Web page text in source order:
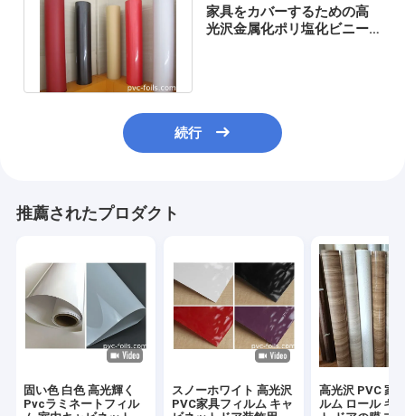
家具をカバーするための高
光沢金属化ポリ塩化ビニー
続行
推薦されたプロダクト
固い色 白色 高光輝く
Pvcラミネートフィル
スノーホワイト 高光沢
PVC家具フィルム キャ
高光沢 PVC 家
ルム ロール キ